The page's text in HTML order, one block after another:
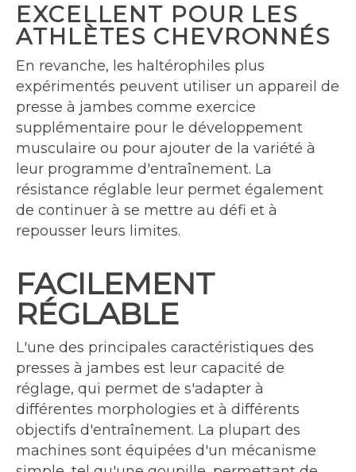
EXCELLENT POUR LES
ATHLÈTES CHEVRONNÉS
En revanche, les haltérophiles plus
expérimentés peuvent utiliser un appareil de
presse à jambes comme exercice
supplémentaire pour le développement
musculaire ou pour ajouter de la variété à
leur programme d'entraînement. La
résistance réglable leur permet également
de continuer à se mettre au défi et à
repousser leurs limites.
FACILEMENT
RÉGLABLE
L'une des principales caractéristiques des
presses à jambes est leur capacité de
réglage, qui permet de s'adapter à
différentes morphologies et à différents
objectifs d'entraînement. La plupart des
machines sont équipées d'un mécanisme